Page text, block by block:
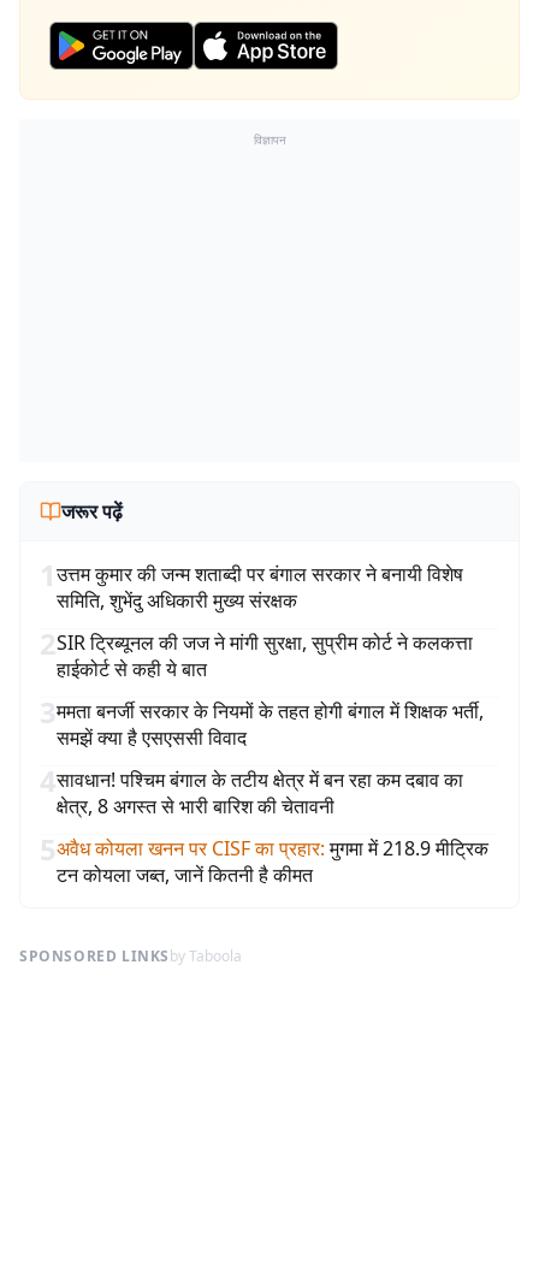
विज्ञापन
जरूर पढ़ें
1उत्तम कुमार की जन्म शताब्दी पर बंगाल सरकार ने बनायी विशेष
समिति, शुभेंदु अधिकारी मुख्य संरक्षक
2SIR ट्रिब्यूनल की जज ने मांगी सुरक्षा, सुप्रीम कोर्ट ने कलकत्ता
हाईकोर्ट से कही ये बात
3ममता बनर्जी सरकार के नियमों के तहत होगी बंगाल में शिक्षक भर्ती,
समझें क्या है एसएससी विवाद
4सावधान! पश्चिम बंगाल के तटीय क्षेत्र में बन रहा कम दबाव का
क्षेत्र, 8 अगस्त से भारी बारिश की चेतावनी
5अवैध कोयला खनन पर CISF का प्रहार: मुगमा में 218.9 मीट्रिक
टन कोयला जब्त, जानें कितनी है कीमत
SPONSORED LINKSby Taboola